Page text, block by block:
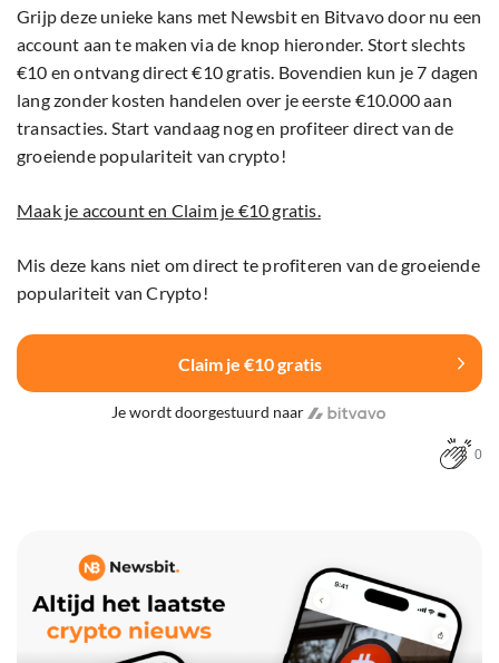
Grijp deze unieke kans met Newsbit en Bitvavo door nu een
account aan te maken via de knop hieronder. Stort slechts
€10 en ontvang direct €10 gratis. Bovendien kun je 7 dagen
lang zonder kosten handelen over je eerste €10.000 aan
transacties. Start vandaag nog en profiteer direct van de
groeiende populariteit van crypto!
Maak je account en Claim je €10 gratis.
Mis deze kans niet om direct te profiteren van de groeiende
populariteit van Crypto!
Claim je €10 gratis
Je wordt doorgestuurd naar
0